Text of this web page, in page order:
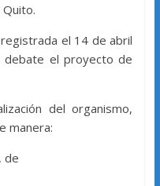
el 14 de abril
debate el proyecto de
del organismo,
manera:
de